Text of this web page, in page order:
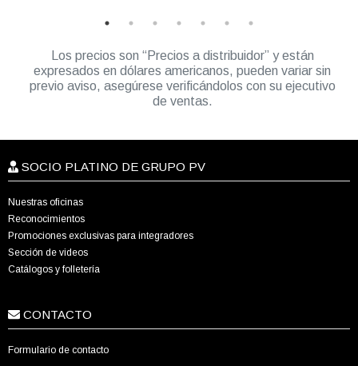
Los precios son “Precios a distribuidor” y están
expresados en dólares americanos, pueden variar sin
previo aviso, asegúrese verificándolos con su ejecutivo
de ventas.
SOCIO PLATINO DE GRUPO PV
Nuestras oficinas
Reconocimientos
Promociones exclusivas para integradores
Sección de videos
Catálogos y folletería
CONTACTO
Formulario de contacto